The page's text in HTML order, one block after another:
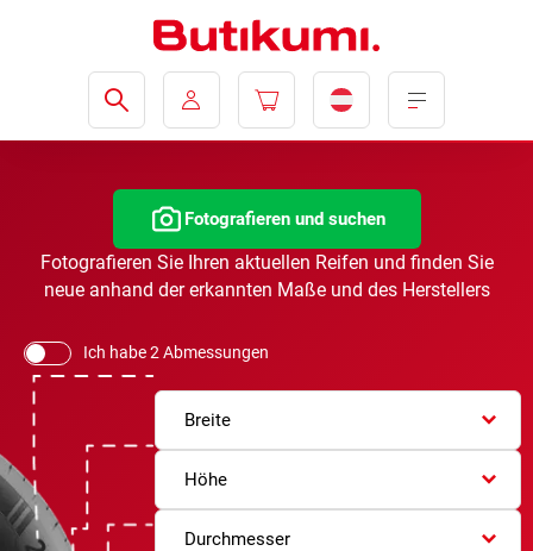
Fotografieren und suchen
Fotografieren Sie Ihren aktuellen Reifen und finden Sie
neue anhand der erkannten Maße und des Herstellers
Ich habe 2 Abmessungen
Breite
Höhe
Durchmesser